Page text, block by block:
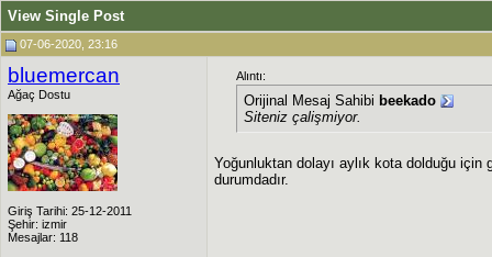
View Single Post
07-06-2020, 23:16
bluemercan
Ağaç Dostu
Giriş Tarihi: 25-12-2011
Şehir: izmir
Mesajlar: 118
Alıntı:
Orijinal Mesaj Sahibi beekado
Siteniz çalişmiyor.
Yoğunluktan dolayı aylık kota dolduğu
durumdadır.